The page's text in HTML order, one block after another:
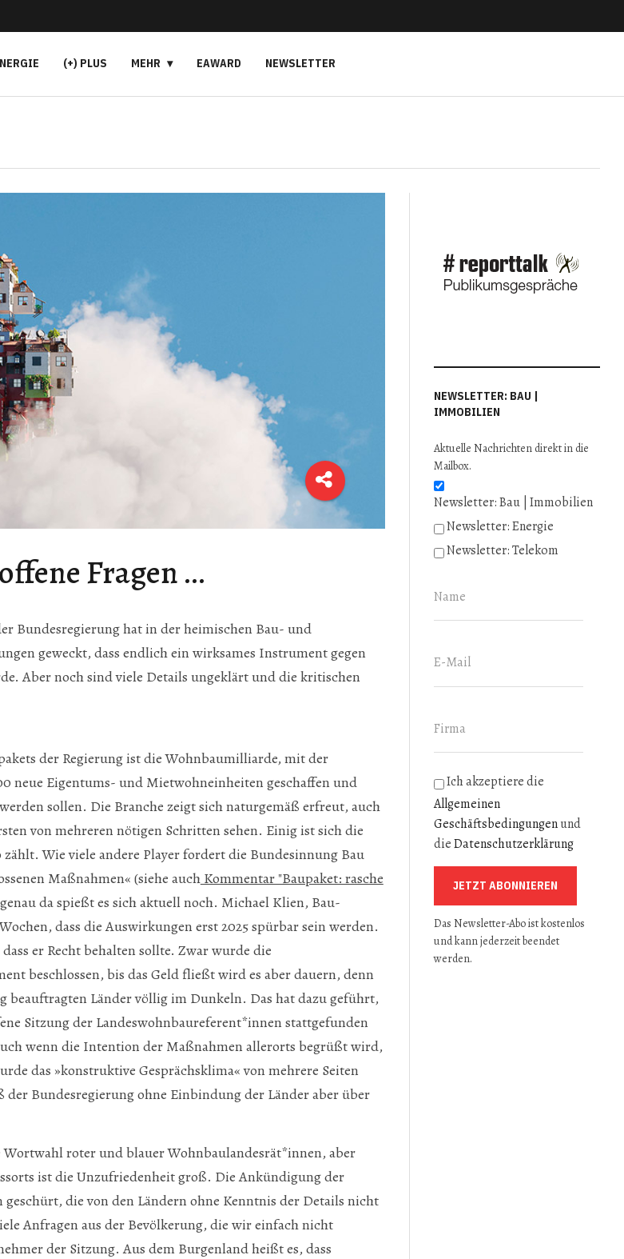
(+) PLUS MEHR EAWARD NEWSLETTER
Fragen …
Bundesregierung hat in der heimischen Bau- und
geweckt, dass endlich ein wirksames Instrument gegen
Aber noch sind viele Details ungeklärt und die kritischen
der Regierung ist die Wohnbaumilliarde, mit der
neue Eigentums- und Mietwohneinheiten geschaffen und
sollen. Die Branche zeigt sich naturgemäß erfreut, auch
von mehreren nötigen Schritten sehen. Einig ist sich die
zählt. Wie viele andere Player fordert die Bundesinnung Bau
Maßnahmen« (siehe auchKommentar "Baupaket: rasche
da spießt es sich aktuell noch. Michael Klien, Bau-
dass die Auswirkungen erst 2025 spürbar sein werden.
er Recht behalten sollte. Zwar wurde die
beschlossen, bis das Geld fließt wird es aber dauern, denn
beauftragten Länder völlig im Dunkeln. Das hat dazu geführt,
Sitzung der Landeswohnbaureferent*innen stattgefunden
wenn die Intention der Maßnahmen allerorts begrüßt wird,
das »konstruktive Gesprächsklima« von mehrere Seiten
Bundesregierung ohne Einbindung der Länder aber über
roter und blauer Wohnbaulandesrät*innen, aber
ist die Unzufriedenheit groß. Die Ankündigung der
die von den Ländern ohne Kenntnis der Details nicht
Anfragen aus der Bevölkerung, die wir einfach nicht
der Sitzung. Aus dem Burgenland heißt es, dass
NEWSLETTER: BAU |
IMMOBILIEN
Aktuelle Nachrichten direkt in die
Mailbox.
Newsletter: Bau | Immobilien
Newsletter: Energie
Newsletter: Telekom
Ich akzeptiere die
Allgemeinen
Geschäftsbedingungenund
dieDatenschutzerklärung
JETZT ABONNIEREN
Das Newsletter-Abo ist kostenlos
und kann jederzeit beendet
werden.